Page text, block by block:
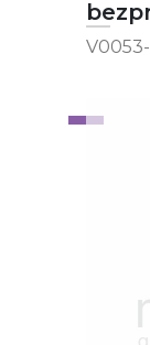
bank
V0053-